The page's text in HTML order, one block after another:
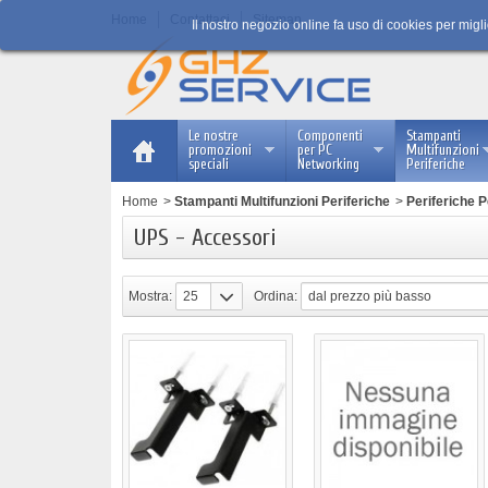
Contattaci Sitemap
Le nostre
promozioni
speciali
Componenti
per PC
Networking
Stampanti
Multifunzioni
Periferiche
Il nostro negozio online fa uso di cookies per
Home > Stampanti Multifunzioni Periferiche > Periferiche
UPS - Accessori
Mostra: 25 Ordina: dal prezzo più basso